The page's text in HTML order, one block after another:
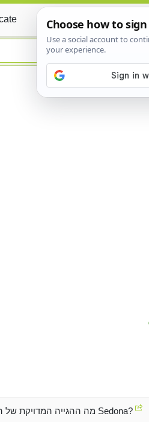
מה ההגייה המדויקת של השם Sedona?